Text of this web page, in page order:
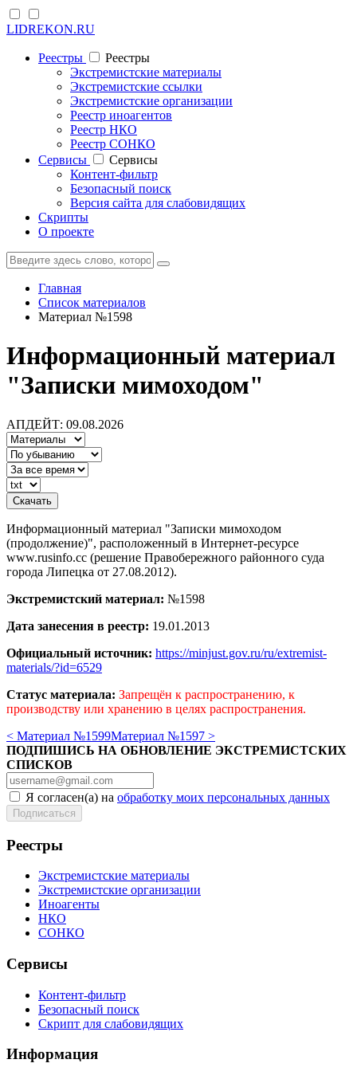
LIDREKON.RU
Реестры
Реестры
Экстремистские материалы
Экстремистские ссылки
Экстремистские организации
Реестр иноагентов
Реестр НКО
Реестр СОНКО
Cервисы
Cервисы
Контент-фильтр
Безопасный поиск
Версия сайта для слабовидящих
Скрипты
О проекте
Главная
Список материалов
Материал №1598
Информационный материал
"Записки мимоходом"
АПДЕЙТ: 09.08.2026
Информационный материал "Записки мимоходом
(продолжение)", расположенный в Интернет-ресурсе
www.rusinfo.cc (решение Правобережного районного суда
города Липецка от 27.08.2012).
Экстремистский материал: №1598
Дата занесения в реестр: 19.01.2013
Официальный источник: https://minjust.gov.ru/ru/extremist-
materials/?id=6529
Статус материала: Запрещён к распространению, к
производству или хранению в целях распространения.
< Материал №1599Материал №1597 >
ПОДПИШИСЬ НА ОБНОВЛЕНИЕ ЭКСТРЕМИСТСКИХ
СПИСКОВ
Я согласен(а) на обработку моих персональных данных
Реестры
Экстремистские материалы
Экстремистские организации
Иноагенты
НКО
СОНКО
Сервисы
Контент-фильтр
Безопасный поиск
Скрипт для слабовидящих
Информация